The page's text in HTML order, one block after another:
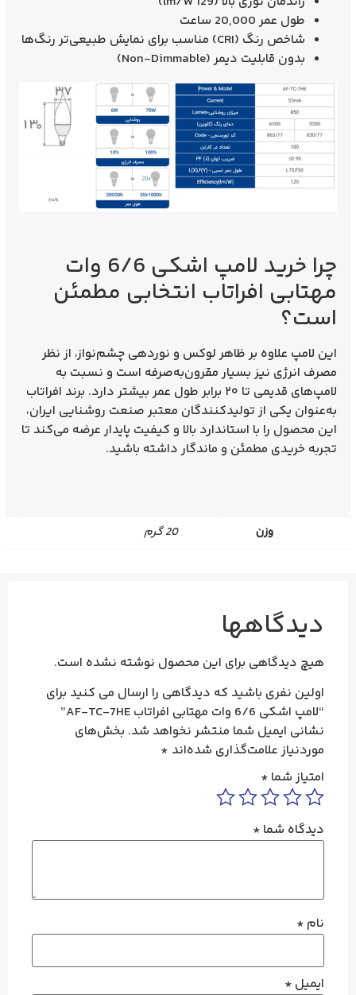
طول عمر20,000 ساعت
شاخص رنگ (CRI) مناسب برای نمایش طبیعی‌تر رنگ‌ها
بدون قابلیت دیمر (Non-Dimmable)
چرا خرید لامپ اشکی 6/6 وات
مهتابی افراتاب انتخابی مطمئن
است؟
این لامپ علاوه بر ظاهر لوکس و نوردهی چشم‌نواز، از نظر
مصرف انرژی نیز بسیار مقرون‌به‌صرفه است و نسبت به
لامپ‌های قدیمی تا ۲۰ برابر طول عمر بیشتر
دارد. برند افراتاب
به‌عنوان یکی از تولیدکنندگان معتبر صنعت روشنایی ایران،
این محصول را با استاندارد بالا و کیفیت پایدار عرضه می‌کند تا
تجربه خریدی مطمئن و ماندگار داشته باشید.
وزن 20 گرم
دیدگاهها
هیچ دیدگاهی برای این محصول نوشته نشده است.
اولین نفری باشید که دیدگاهی را ارسال می کنید برای
“لامپ اشکی 6/6 وات مهتابی افراتاب AF-TC-7HE”
نشانی ایمیل شما منتشر نخواهد شد. بخش‌های
موردنیاز علامت‌گذاری شده‌اند *
امتیاز شما *
دیدگاه شما *
نام *
ایمیل *